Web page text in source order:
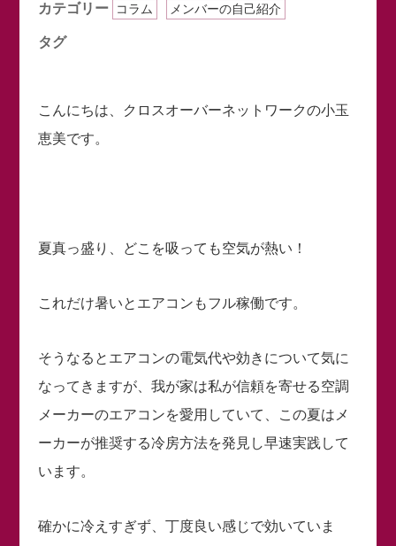
カテゴリー コラム メンバーの自己紹介
タグ
こんにちは、クロスオーバーネットワークの小玉
恵美です。
夏真っ盛り、どこを吸っても空気が熱い！
これだけ暑いとエアコンもフル稼働です。
そうなるとエアコンの電気代や効きについて気に
なってきますが、我が家は私が信頼を寄せる空調
メーカーのエアコンを愛用していて、この夏はメ
ーカーが推奨する冷房方法を発見し早速実践して
います。
確かに冷えすぎず、丁度良い感じで効いていま